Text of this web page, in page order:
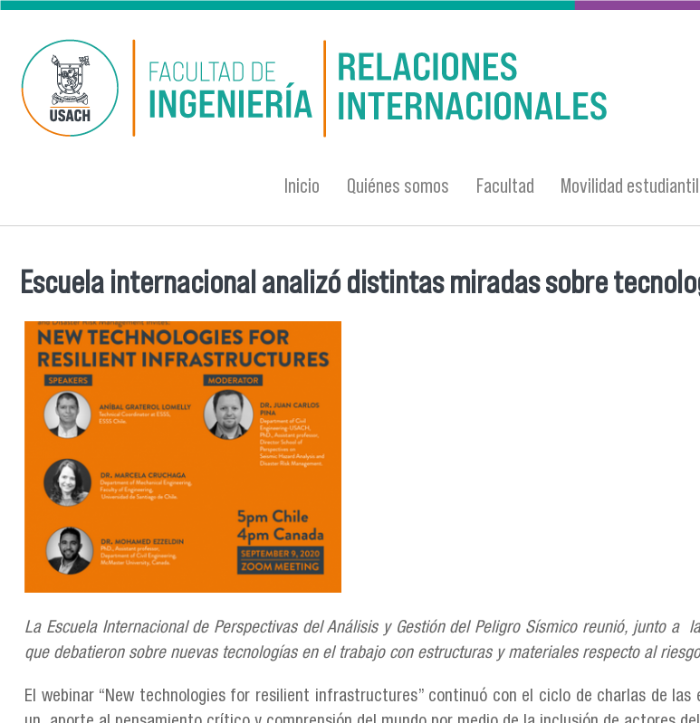
Pasar al contenido principal
Inicio Quiénes somos Facultad Movilidad estudiantil
Se encuentra usted aquí
Escuela internacional analizó distintas miradas sobre
La Escuela Internacional de Perspectivas del Análisis y Gestión del Peligro Sísmico reunió, junto a
que debatieron sobre nuevas tecnologías en el trabajo con estructuras y materiales respecto al
El webinar “New technologies for resilient infrastructures” continuó con el ciclo de charlas de